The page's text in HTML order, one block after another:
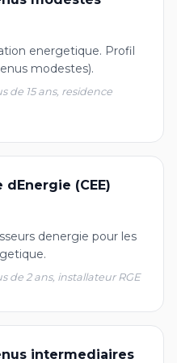
energetique. Profil
modestes).
de 15 ans, residence
(CEE)
denergie pour les
de 2 ans, installateur RGE
intermediaires